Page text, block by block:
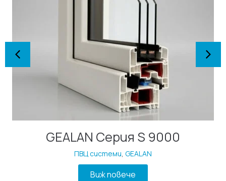
GEALAN Серия S 9000
ПВЦ системи, GEALAN
Виж повече